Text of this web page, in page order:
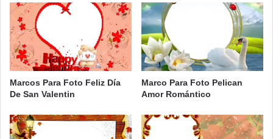
Marcos Para Foto Feliz Día
De San Valentin
Marco Para Foto Pelican
Amor Romántico